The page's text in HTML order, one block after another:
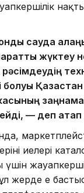
сауда
жүктеу
болуы Қазақстан
— деп атап
иелері
үшін
жерде ең